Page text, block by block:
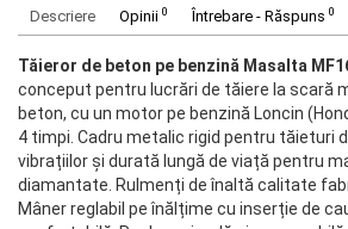
Descriere Opinii 0 Întrebare - Răspuns 0
Tăieror de beton pe benzină Masalta
conceput pentru lucrări de tăiere la scară
beton, cu un motor pe benzină Loncin
4 timpi. Cadru metalic rigid pentru tăieturi
vibrațiilor și durată lungă de viață pentru
diamantate. Rulmenți de înaltă calitate
Mâner reglabil pe înălțime cu inserție de